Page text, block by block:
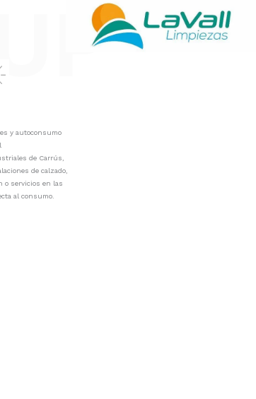
y autoconsumo
de Carrús,
de calzado,
o servicios en las
al consumo.